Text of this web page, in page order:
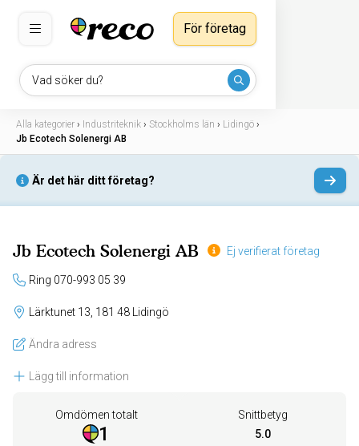
Vad söker du?
För företag
Alla kategorier › Industriteknik › Stockholms län › Lidingö ›
Jb Ecotech Solenergi AB
Är det här ditt företag?
Jb Ecotech Solenergi AB Ej verifierat företag
Ring 070-993 05 39
Lärktunet 13, 181 48 Lidingö
Ändra adress
Lägg till information
Omdömen totalt
1
Snittbetyg
5.0